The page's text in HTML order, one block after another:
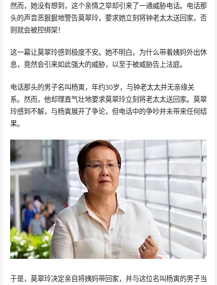
然而，她没有想到，这个亲情之举却引来了一通威胁电话。电话那
头的声音恶狠狠地警告莫翠玲，要求她立刻将钟老太太送回家，否
则就会被控绑架！
这一幕让莫翠玲感到极度不安。她不明白，为什么带着姨妈外出休
息，竟然会引来如此强大的威胁，以至于被威胁告上法庭。
电话那头的男子名叫杨寅，年约30岁，与钟老太太并无亲缘关
系。然而，他却理直气壮地要求莫翠玲立刻将老太太送回家。莫翠
玲感到不解，与杨寅展开了争论，但电话中的争吵并未带来任何结
果。
于是，莫翠玲决定亲自将姨妈带回家，并与这位名叫杨寅的男子当